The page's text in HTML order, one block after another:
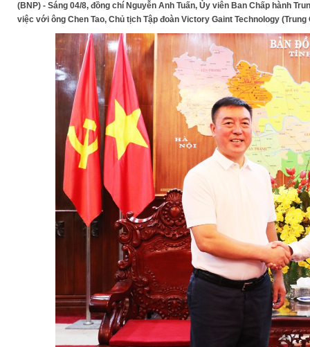
(BNP) - Sáng 04/8, đồng chí Nguyễn Anh Tuấn, Ủy viên Ban Chấp hành
việc với ông Chen Tao, Chủ tịch Tập đoàn Victory Gaint Technology